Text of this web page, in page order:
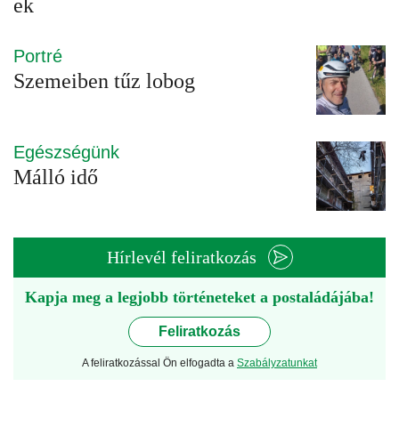
ek
Portré
Szemeiben tűz lobog
Egészségünk
Málló idő
Hírlevél feliratkozás
Kapja meg a legjobb történeteket a postaládájába!
Feliratkozás
A feliratkozással Ön elfogadta a Szabályzatunkat